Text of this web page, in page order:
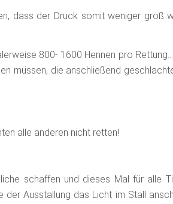
dass der Druck somit weniger groß
800- 1600 Hennen pro
müssen, die anschließend
alle anderen nicht retten!
schaffen und dieses Mal für alle
der Ausstallung das Licht im Stall